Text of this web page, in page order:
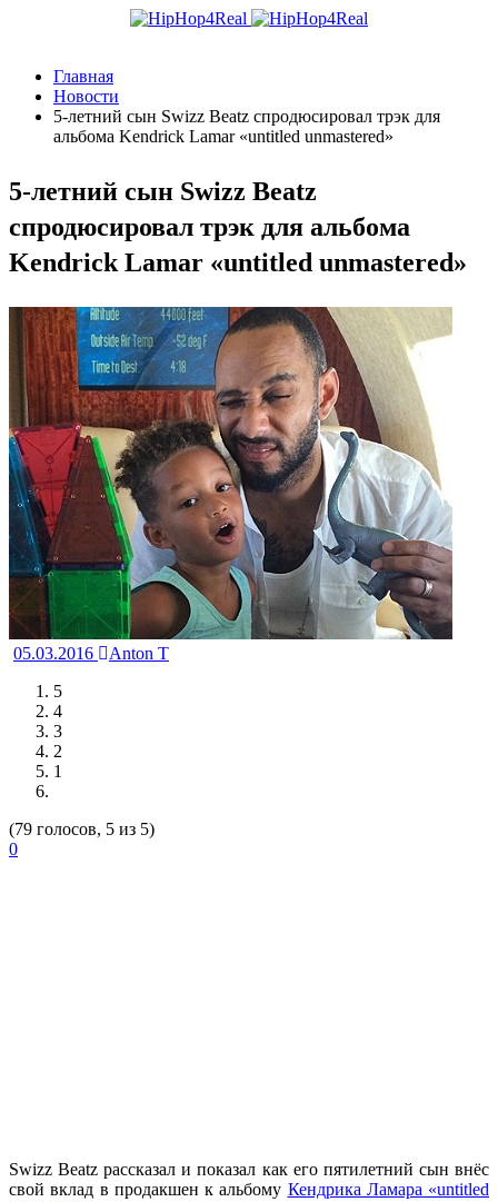
Главная
Новости
5-летний сын Swizz Beatz спродюсировал трэк для
альбома Kendrick Lamar «untitled unmastered»
5-летний сын Swizz Beatz
спродюсировал трэк для альбома
Kendrick Lamar «untitled unmastered»
05.03.2016
Anton T
5
4
3
2
1
(79 голосов, 5 из 5)
0
Swizz Beatz рассказал и показал как его пятилетний сын внёс
свой вклад в продакшен к альбому Кендрика Ламара «untitled